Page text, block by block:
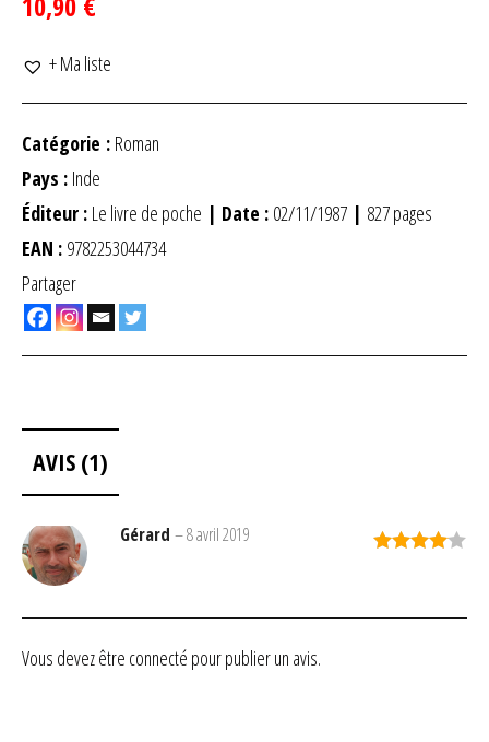
+ Ma liste
Catégorie : Roman
Pays : Inde
Éditeur : Le livre de poche | Date : 02/11/1987 | 827 pages
EAN : 9782253044734
Partager
AVIS (1)
Gérard –8 avril 2019
Vous devez être connecté pour publier un avis.